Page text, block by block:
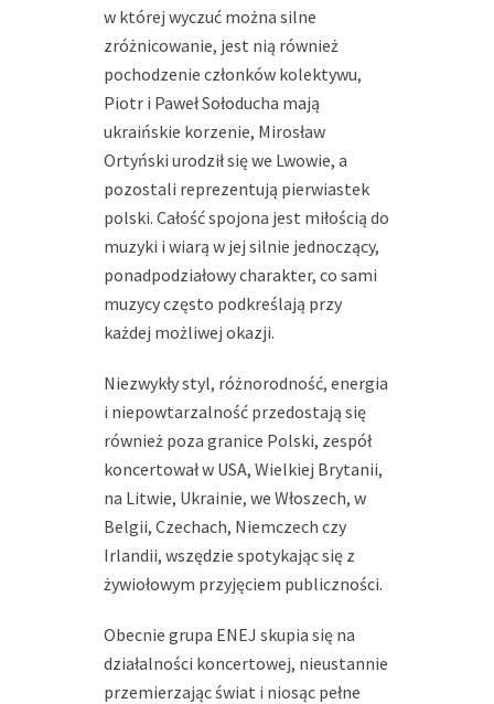
w której wyczuć można silne
zróżnicowanie, jest nią również
pochodzenie członków kolektywu,
Piotr i Paweł Sołoducha mają
ukraińskie korzenie, Mirosław
Ortyński urodził się we Lwowie, a
pozostali reprezentują pierwiastek
polski. Całość spojona jest miłością do
muzyki i wiarą w jej silnie jednoczący,
ponadpodziałowy charakter, co sami
muzycy często podkreślają przy
każdej możliwej okazji.
Niezwykły styl, różnorodność, energia
i niepowtarzalność przedostają się
również poza granice Polski, zespół
koncertował w USA, Wielkiej Brytanii,
na Litwie, Ukrainie, we Włoszech, w
Belgii, Czechach, Niemczech czy
Irlandii, wszędzie spotykając się z
żywiołowym przyjęciem publiczności.
Obecnie grupa ENEJ skupia się na
działalności koncertowej, nieustannie
przemierzając świat i niosąc pełne